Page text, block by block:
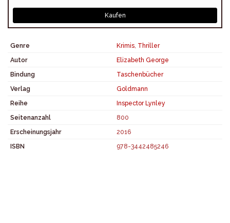
Kaufen
Genre Krimis, Thriller
Autor
Elizabeth George
Bindung
Taschenbücher
Verlag
Goldmann
Reihe
Inspector Lynley
Seitenanzahl
800
Erscheinungsjahr
2016
ISBN
978-3442485246